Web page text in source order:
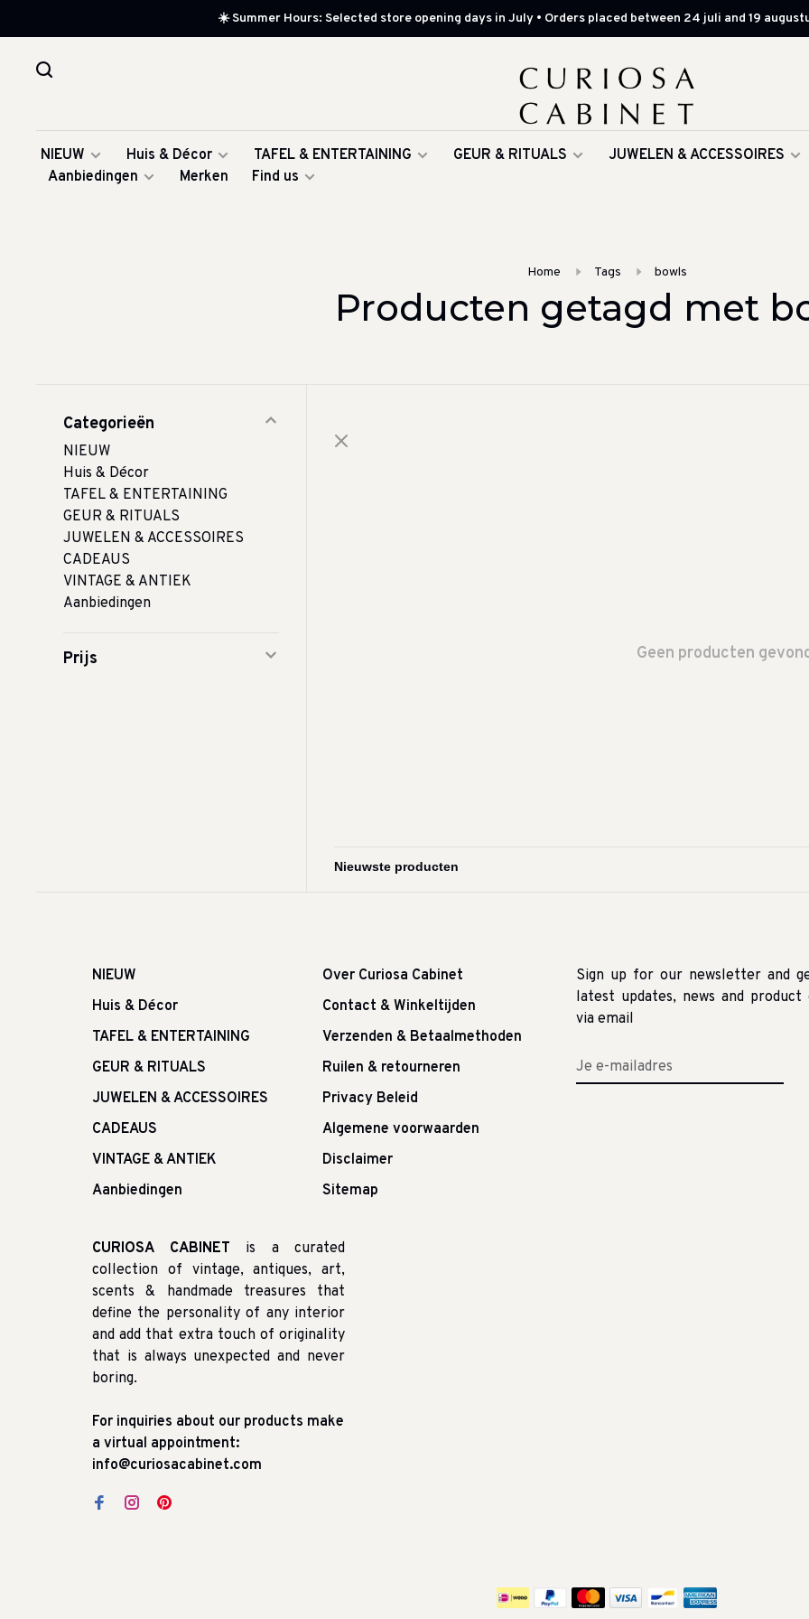
☀️ Summer Hours: Selected store opening days in July • Orders placed between 24 juli and 19
NIEUW Huis & Décor TAFEL & ENTERTAINING GEUR & RITUALS JUWELEN & ACCESSOIRES
Aanbiedingen
Merken Find us
Home Tags bowls
Producten getagd met
Categorieën
NIEUW
Huis & Décor
TAFEL & ENTERTAINING
GEUR & RITUALS
JUWELEN & ACCESSOIRES
CADEAUS
VINTAGE & ANTIEK
Aanbiedingen
Prijs Geen producten
NIEUW
Huis & Décor
TAFEL & ENTERTAINING
GEUR & RITUALS
JUWELEN & ACCESSOIRES
CADEAUS
VINTAGE & ANTIEK
Aanbiedingen
Over Curiosa Cabinet
Contact & Winkeltijden
Verzenden & Betaalmethoden
Ruilen & retourneren
Privacy Beleid
Algemene voorwaarden
Disclaimer
Sitemap
Sign up for our newsletter and
latest updates, news and product
via email
CURIOSA CABINET is a curated
collection of vintage, antiques, art,
scents & handmade treasures that
define the personality of any interior
and add that extra touch of originality
that is always unexpected and never
boring.
For inquiries about our products make
a virtual appointment:
info@curiosacabinet.com